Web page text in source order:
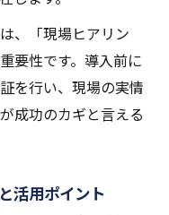
、「現場ヒアリン
要性です。導入前に
を行い、現場の実情
成功のカギと言える
活用ポイント